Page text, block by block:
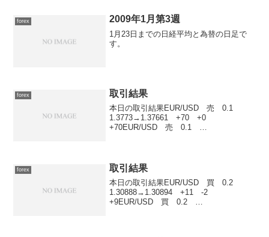
forex 2009年1月第3週
1月23日までの日経平均と為替の日足で
す。
forex 取引結果
本日の取引結果EUR/USD 売 0.1
1.3773→1.37661 +70 +0
+70EUR/USD 売 0.1
forex 取引結果
本日の取引結果EUR/USD 買 0.2
1.30888→1.30894 +11 -2
+9EUR/USD 買 0.2